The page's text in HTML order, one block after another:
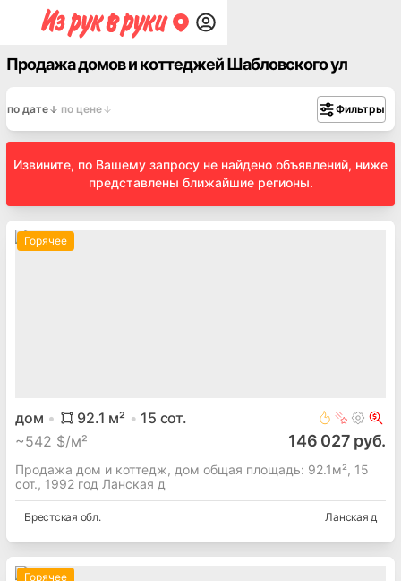
Продажа домов и коттеджей Шабловского ул
по дате по цене Фильтры
Извините, по Вашему запросу не найдено объявлений, ниже
представлены ближайшие регионы.
Горячее
дом 92.1 м² 15 сот.
~542 $/м² 146 027 руб.
Продажа дом и коттедж, дом общая площадь: 92.1м², 15
сот., 1992 год Ланская д
Брестская обл. Ланская д
Горячее